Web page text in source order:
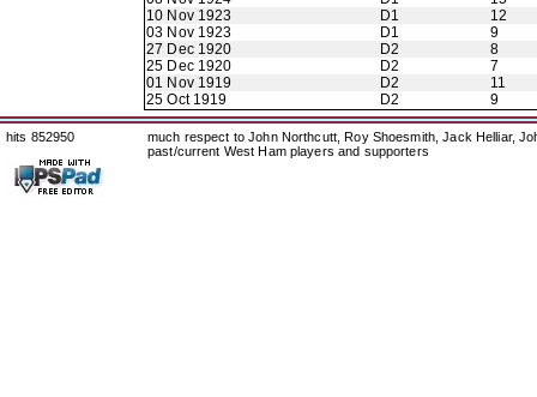
10 Nov 1923
D1
12
03 Nov 1923
D1
9
27 Dec 1920
D2
8
25 Dec 1920
D2
7
01 Nov 1919
D2
11
25 Oct 1919
D2 9
hits 852950
much respect to John Northcutt, Roy Shoesmith, Jack Helliar,
past/current West Ham players and supporters